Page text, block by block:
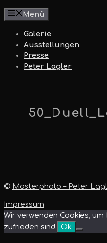
Menü
Galerie
Ausstellungen
Presse
Peter Lagler
© Masterphoto – Peter
Impressum
Wir verwenden Cookies,
zufrieden sind. Ok